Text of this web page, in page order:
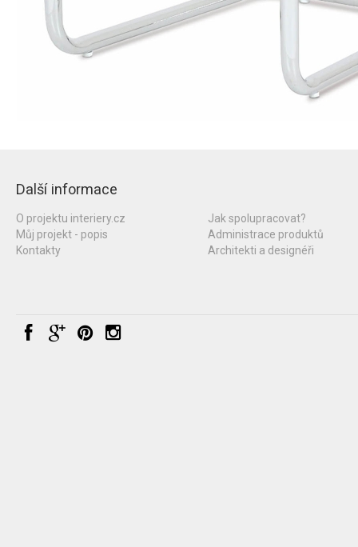
Další informace
O projektu interiery.cz
Můj projekt - popis
Kontakty
Jak spolupracovat?
Administrace produktů
Architekti a designéři